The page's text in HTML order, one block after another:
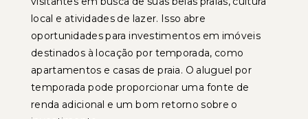
local e atividades de lazer. Isso abre
oportunidades para investimentos em imóveis
destinados à locação por temporada, como
apartamentos e casas de praia. O aluguel por
temporada pode proporcionar uma fonte de
renda adicional e um bom retorno sobre o